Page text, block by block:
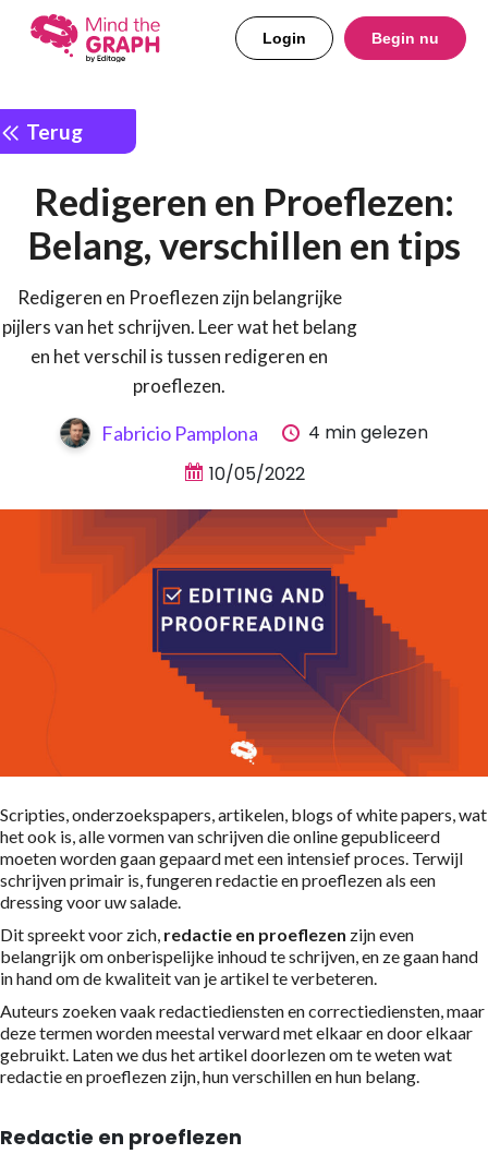
Login Begin nu
Terug
Redigeren en Proeflezen:
Belang, verschillen en tips
Redigeren en Proeflezen zijn belangrijke
pijlers van het schrijven. Leer wat het belang
en het verschil is tussen redigeren en
proeflezen.
Fabricio Pamplona
4 min gelezen
10/05/2022
Scripties, onderzoekspapers, artikelen, blogs of white papers, wat
het ook is, alle vormen van schrijven die online gepubliceerd
moeten worden gaan gepaard met een intensief proces. Terwijl
schrijven primair is, fungeren redactie en proeflezen als een
dressing voor uw salade.
Dit spreekt voor zich, redactie en proeflezen zijn even
belangrijk om onberispelijke inhoud te schrijven, en ze gaan hand
in hand om de kwaliteit van je artikel te verbeteren.
Auteurs zoeken vaak redactiediensten en correctiediensten, maar
deze termen worden meestal verward met elkaar en door elkaar
gebruikt. Laten we dus het artikel doorlezen om te weten wat
redactieen proeflezen zijn, hun verschillen en hun belang.
Redactie en proeflezen